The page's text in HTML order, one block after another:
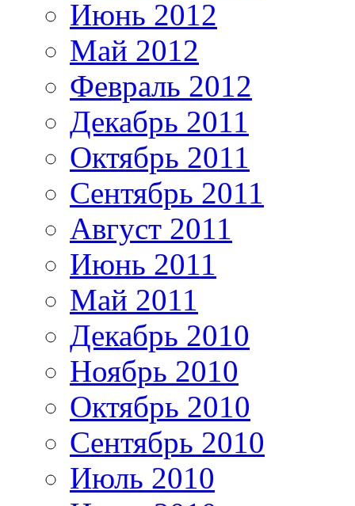
Июнь 2012
Май 2012
Февраль 2012
Декабрь 2011
Октябрь 2011
Сентябрь 2011
Август 2011
Июнь 2011
Май 2011
Декабрь 2010
Ноябрь 2010
Октябрь 2010
Сентябрь 2010
Июль 2010